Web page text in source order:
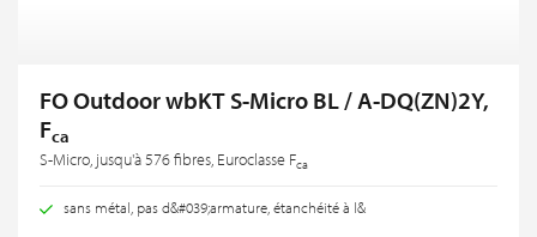
FO Outdoor wbKT S-Micro BL / A-DQ(ZN)2Y,
Fca
S-Micro, jusqu'à 576 fibres, Euroclasse Fca
sans métal, pas d&#039;armature, étanchéité à l&